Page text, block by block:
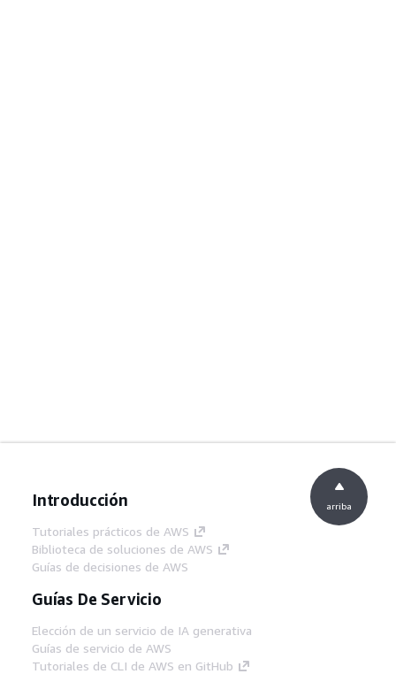
Introducción
Tutoriales prácticos de AWS
Biblioteca de soluciones de AWS
Guías de decisiones de AWS
Guías De Servicio
Elección de un servicio de IA generativa
Guías de servicio de AWS
Tutoriales de CLI de AWS en GitHub
arriba